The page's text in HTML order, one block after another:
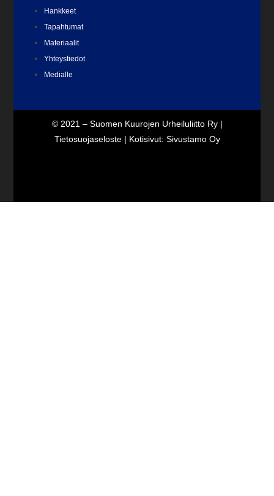
Hankkeet
Tapahtumat
Materiaalit
Yhteystiedot
Medialle
© 2021 – Suomen Kuurojen Urheiluliitto Ry |
Tietosuojaseloste| Kotisivut: Sivustamo Oy